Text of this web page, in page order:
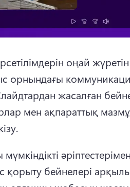
оңай
орнындағы
жасалған
мен ақпараттық
қорыту бейнелері